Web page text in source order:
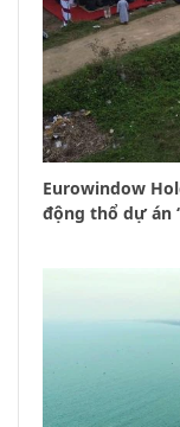
Eurowindow
động thổ dự án